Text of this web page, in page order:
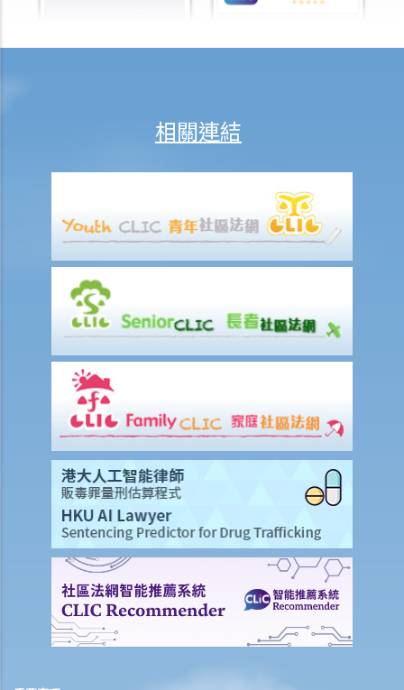
1. 租約訂明須在每月1日預繳租金。租期即將在1月15日終止。租客須在
1月1日繳交整個月的租金嗎？如要的話，業主要在之後要向租客退回1
月16日至31日期間的租金嗎？
1. 如果業主沒有履行其維修責任， 租客可否扣起一部份租金？
2. 水龍頭損壞了。業主有責任作維修，但拒絕這樣做。我花了 $500 更
換新的水龍頭。我可否少交 $500 租金？
e) 暫緩租金
f) 租金調整
差餉、管理費及其他費用
追討欠租及收樓
1. 我的租客已經欠租兩個月，我怎樣才可以追討欠租及收回物業？
2. 我的租客已經欠租好幾個月。我可否不訴諸法庭而破門入屋、丟掉租
客的物品及轉換門鎖，以收回物業？
3. 我的租客因輕微漏水問題或不適/干擾而拒絕支付或扣除了幾個月的租
金。 他/她可以這樣做嗎？這是在追討欠租/沒收租賃權的案件中有效的
辯護理由嗎？
4. 有關執達事務
判決摘要1：租客繳交租金的責任獨立於租約中業主一方的承諾或責任
判決摘要2：租客未按時支付租金或其他應付款項之利息條款是可執行
相關連結